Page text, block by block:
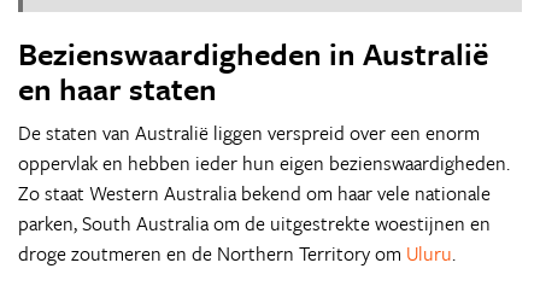
Bezienswaardigheden in Australië
en haar staten
De staten van Australië liggen verspreid over een enorm
oppervlak en hebben ieder hun eigen bezienswaardigheden.
Zo staat Western Australia bekend om haar vele nationale
parken, South Australia om de uitgestrekte woestijnen en
droge zoutmeren en de Northern Territory om Uluru.